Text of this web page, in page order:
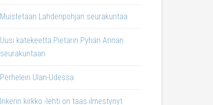
Muistetaan Lahdenpohjan seurakuntaa
Uusi katekeetta Pietarin Pyhän Annan
seurakuntaan
Perheleiri Ulan-Udessa
Inkerin kirkko -lehti on taas ilmestynyt